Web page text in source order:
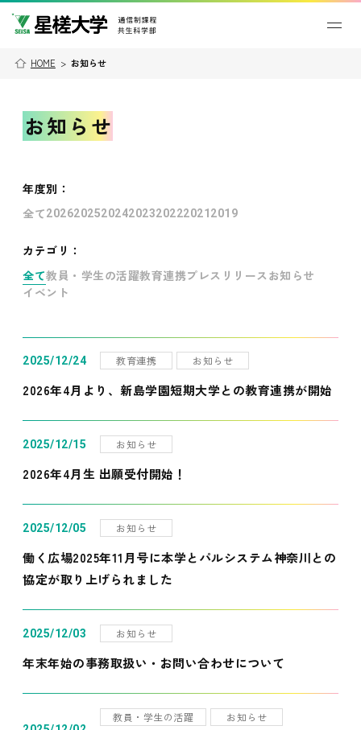
HOME > お知らせ
お知らせ
年度別 ：
全て202620252024202320222021 2019
カテゴリ：
全て教員・学生の活躍教育連携プレスリリース お知らせ
イベント
2025/12/24 教育連携 お知らせ
2026年4月より、新島学園短期大学との教育連携が開始
2025/12/15 お知らせ
2026年4月生 出願受付開始！
2025/12/05 お知らせ
働く広場2025年11月号に本学とパルシステム神奈川との
協定が取り上げられました
2025/12/03 お知らせ
年末年始の事務取扱い・お問い合わせについて
教員・学生の活躍
お知らせ